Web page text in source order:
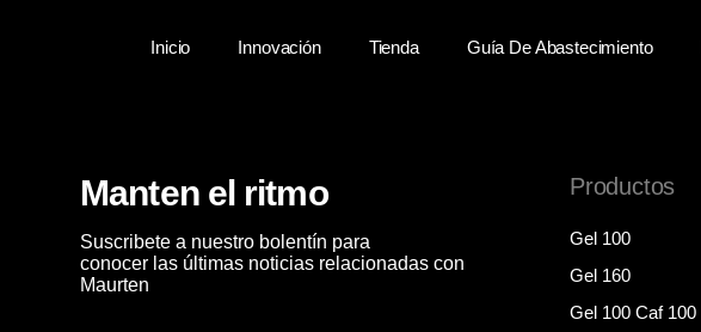
Inicio Innovación Tienda Guía De Abastecimiento
Manten el ritmo
Suscribete a nuestro bolentín para
conocer las últimas noticias relacionadas con
Maurten
Productos
Gel 100
Gel 160
Gel 100 Caf 100